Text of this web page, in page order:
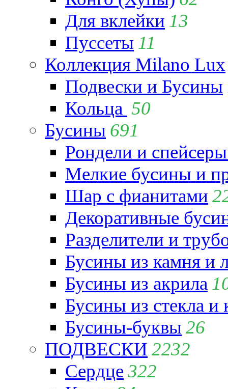
Для вклейки 13
Пуссеты 11
Коллекция Milano Lux
Подвески и Бусины
Кольца 50
Бусины 691
Рондели и
Мелкие бусины и
Шар с фианитами
Декоративные
Разделители и
Бусины из камня и
Бусины из акрила
Бусины из стекла и
Бусины-буквы 26
ПОДВЕСКИ 2232
Сердце322